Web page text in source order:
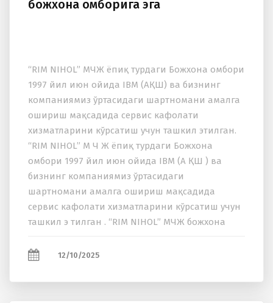
божхона омборига эга
“RIM NIHOL” МЧЖ ёпиқ турдаги Божхона омбори
1997 йил июн ойида IBM (AҚШ) ва бизнинг
компаниямиз ўртасидаги шартномани амалга
ошириш мақсадида сервис кафолати
хизматларини кўрсатиш учун ташкил этилган.
“RIM NIHOL” М Ч Ж ёпиқ турдаги Божхона
омбори 1997 йил июн ойида IBM (A ҚШ ) ва
бизнинг компаниямиз ўртасидаги
шартномани амалга ошириш мақсадида
сервис кафолати хизматларини кўрсатиш учун
ташкил э тилган . “RIM NIHOL” МЧЖ божхона
(ҳажми 283,88 куб метр) ташкил...
12/10/2025